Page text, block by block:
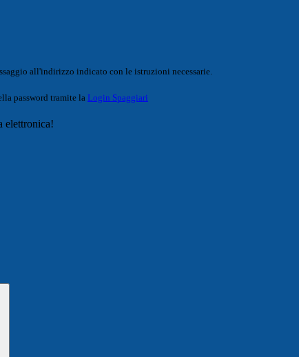
all'indirizzo indicato con le istruzioni necessarie.
password tramite la Login Spaggiari
elettronica!